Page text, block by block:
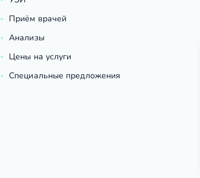
Приём врачей
Анализы
Цены на услуги
Специальные предложения